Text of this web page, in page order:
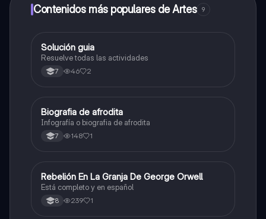
Contenidos más populares de Artes 9
Artes
Solución guia
Resuelve todas las actividades
7 46 2
Artes
Biografia de afrodita
Infografía o biografia de afrodita
7 148 1
Sociales/Historia
Rebelión En La Granja De George Orwell
Está completo y en español
8 239 1